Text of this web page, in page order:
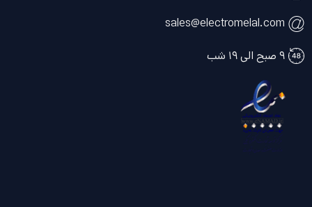
sales@electromelal.com